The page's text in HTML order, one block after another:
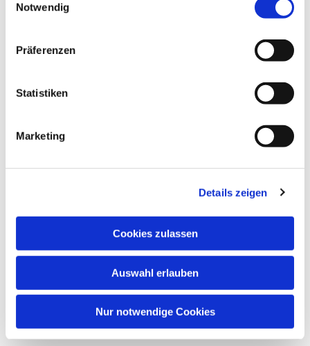
Notwendig
Präferenzen
Statistiken
Marketing
Details zeigen
Cookies zulassen
Auswahl erlauben
Nur notwendige Cookies